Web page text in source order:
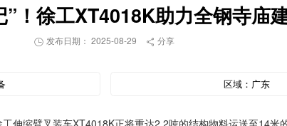
”！徐工XT4018K助力全钢寺庙
 发布日期： 2025-08-29  分享
区域： 广东